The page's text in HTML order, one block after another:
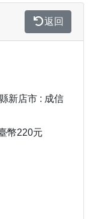
返回
新店市 : 成信
幣220元